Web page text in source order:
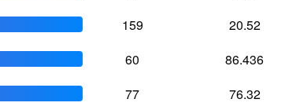
159 20.52
60 86.436
77 76.32